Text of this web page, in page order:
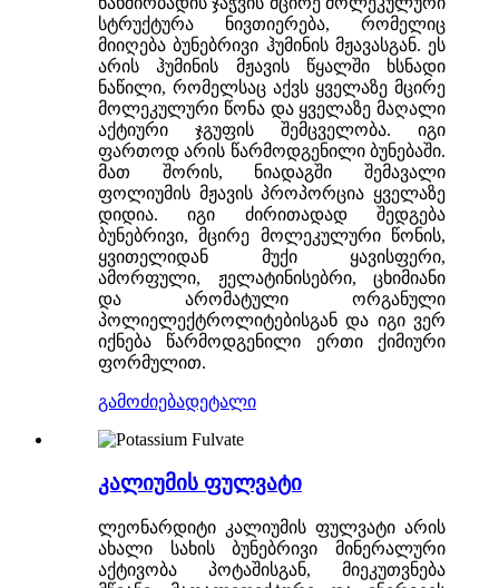
სტრუქტურა ნივთიერება, რომელიც
მიიღება ბუნებრივი ჰუმინის მჟავასგან. ეს
არის ჰუმინის მჟავის წყალში ხსნადი
ნაწილი, რომელსაც აქვს ყველაზე მცირე
მოლეკულური წონა და ყველაზე მაღალი
აქტიური ჯგუფის შემცველობა. იგი
ფართოდ არის წარმოდგენილი ბუნებაში.
მათ შორის, ნიადაგში შემავალი
ფოლიუმის მჟავის პროპორცია ყველაზე
დიდია. იგი ძირითადად შედგება
ბუნებრივი, მცირე მოლეკულური წონის,
ყვითელიდან მუქი ყავისფერი,
ამორფული, ჟელატინისებრი, ცხიმიანი
და არომატული ორგანული
პოლიელექტროლიტებისგან და იგი ვერ
იქნება წარმოდგენილი ერთი ქიმიური
ფორმულით.
გამოძიებადეტალი
კალიუმის ფულვატი
ლეონარდიტი კალიუმის ფულვატი არის
ახალი სახის ბუნებრივი მინერალური
აქტივობა პოტაშისგან, მიეკუთვნება